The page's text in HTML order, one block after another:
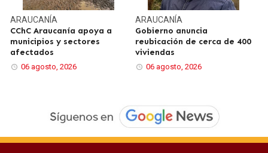
ARAUCANÍA
CChC Araucanía apoya a
municipios y sectores
afectados
06 agosto, 2026
ARAUCANÍA
Gobierno anuncia
reubicación de cerca de 400
viviendas
06 agosto, 2026